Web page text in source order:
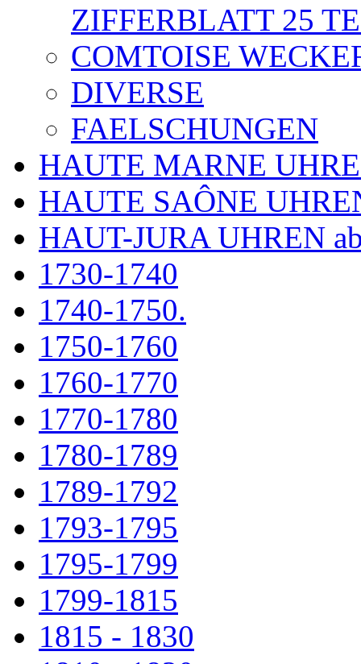
ZIFFERBLATT 25
COMTOISE
DIVERSE
FAELSCHUNGEN
HAUTE MARNE
HAUTE SAÔNE
HAUT-JURA UHREN
1730-1740
1740-1750.
1750-1760
1760-1770
1770-1780
1780-1789
1789-1792
1793-1795
1795-1799
1799-1815
1815 - 1830